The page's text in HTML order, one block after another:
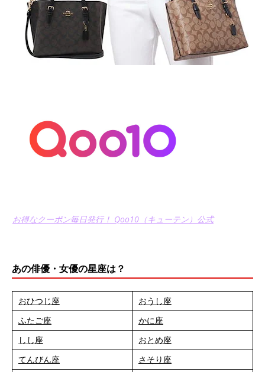
お得なクーポン毎日発行！ Qoo10（キューテン）公式
あの俳優・女優の星座は？
おひつじ座
おうし座
ふたご座
かに座
しし座
おとめ座
てんびん座
さそり座